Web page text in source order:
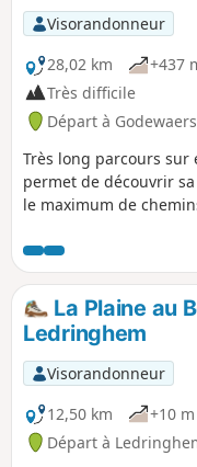
Visorandonneur
28,02 km
+437
Très difficile
Départ à
Très long parcours
permet de découvrir
le maximum de
routes où la visibilité
La Plaine au
Ledringhem
Visorandonneur
12,50 km
+10 m
Départ à